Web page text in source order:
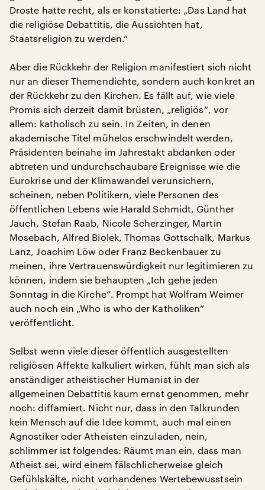
Droste hatte recht, als er konstatierte: „Das Land hat
die religiöse Debattitis, die Aussichten hat,
Staatsreligion zu werden.“
Aber die Rückkehr der Religion manifestiert sich nicht
nur an dieser Themendichte, sondern auch konkret an
der Rückkehr zu den Kirchen. Es fällt auf, wie viele
Promis sich derzeit damit brüsten, „religiös“, vor
allem: katholisch zu sein. In Zeiten, in denen
akademische Titel mühelos erschwindelt werden,
Präsidenten beinahe im Jahrestakt abdanken oder
abtreten und undurchschaubare Ereignisse wie die
Eurokrise und der Klimawandel verunsichern,
scheinen, neben Politikern, viele Personen des
öffentlichen Lebens wie Harald Schmidt, Günther
Jauch, Stefan Raab, Nicole Scherzinger, Martin
Mosebach, Alfred Biolek, Thomas Gottschalk, Markus
Lanz, Joachim Löw oder Franz Beckenbauer zu
meinen, ihre Vertrauenswürdigkeit nur legitimieren zu
können, indem sie behaupten „Ich gehe jeden
Sonntag in die Kirche“. Prompt hat Wolfram Weimer
auch noch ein „Who is who der Katholiken“
veröffentlicht.
Selbst wenn viele dieser öffentlich ausgestellten
religiösen Affekte kalkuliert wirken, fühlt man sich als
anständiger atheistischer Humanist in der
allgemeinen Debattitis kaum ernst genommen, mehr
noch: diffamiert. Nicht nur, dass in den Talkrunden
kein Mensch auf die Idee kommt, auch mal einen
Agnostiker oder Atheisten einzuladen, nein,
schlimmer ist folgendes: Räumt man ein, dass man
Atheist sei, wird einem fälschlicherweise gleich
Gefühlskälte, nicht vorhandenes Wertebewusstsein